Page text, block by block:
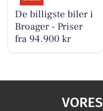
De billigste biler i
Broager - Priser
fra 94.900 kr
VORES